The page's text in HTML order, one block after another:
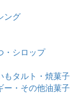
ング
・シロップ
もタルト・焼菓子
ー・その他油菓子